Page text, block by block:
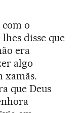
o
disse que
era
algo
xamãs.
que Deus